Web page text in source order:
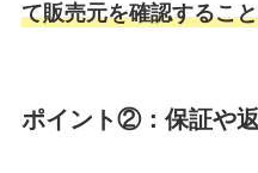
て販売元を確認すること
ポイント②：保証や